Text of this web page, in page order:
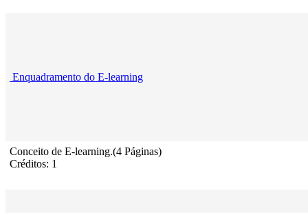
Enquadramento do E-learning
Conceito de E-learning.(4 Páginas)
Créditos: 1